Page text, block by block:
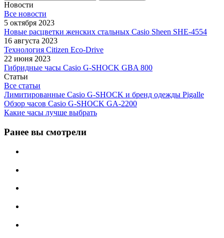
Новости
Все новости
5 октября 2023
Новые расцветки женских стальных Casio Sheen SHE-4554
16 августа 2023
Технология Citizen Eco-Drive
22 июня 2023
Гибридные часы Casio G-SHOCK GBA 800
Статьи
Все статьи
Лимитированные Casio G-SHOCK и бренд одежды Pigalle
Обзор часов Casio G-SHOCK GA-2200
Какие часы лучше выбрать
Ранее вы смотрели